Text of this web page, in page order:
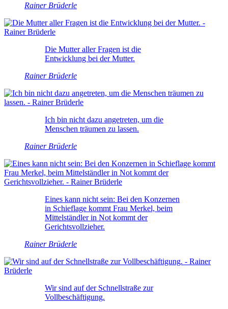
Rainer Brüderle
Die Mutter aller Fragen ist die
Entwicklung bei der Mutter.
Rainer Brüderle
Ich bin nicht dazu angetreten, um die
Menschen träumen zu lassen.
Rainer Brüderle
Eines kann nicht sein: Bei den Konzernen
in Schieflage kommt Frau Merkel, beim
Mittelständler in Not kommt der
Gerichtsvollzieher.
Rainer Brüderle
Wir sind auf der Schnellstraße zur
Vollbeschäftigung.